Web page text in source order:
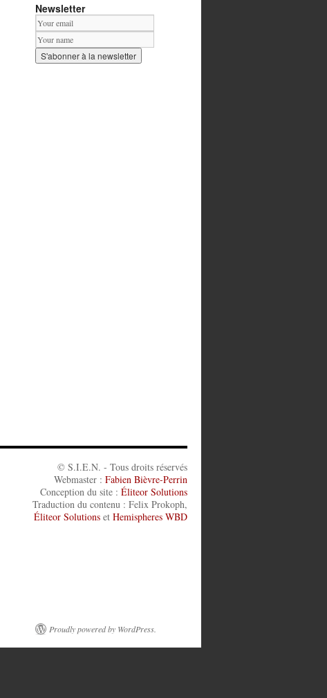
Newsletter
© S.I.E.N. - Tous droits réservés
Webmaster : Fabien Bièvre-Perrin
Conception du site : Éliteor Solutions
Traduction du contenu : Felix Prokoph,
Éliteor Solutions et Hemispheres WBD
Proudly powered by WordPress.